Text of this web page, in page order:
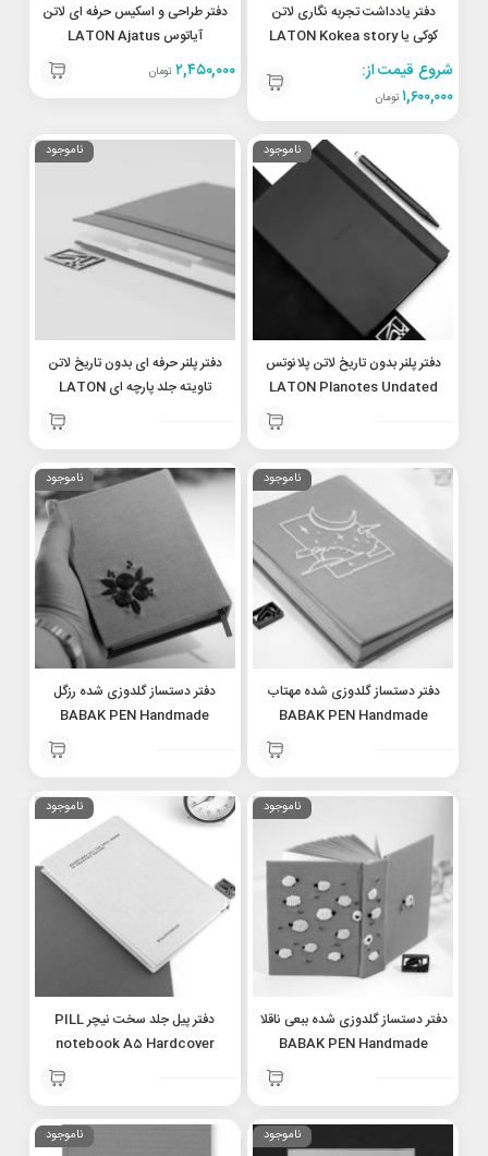
دفتر یادداشت تجربه نگاری لاتن
کوکی یا LATON Kokea story
telling notebook A5
شروع قیمت از:
۱,۶۰۰,۰۰۰ تومان
دفتر طراحی و اسکیس حرفه ای لاتن
آیاتوس LATON Ajatus
professional sketch book
۲,۴۵۰,۰۰۰ تومان
ناموجود
دفتر پلنر بدون تاریخ لاتن پلانوتس
LATON Planotes Undated
ناموجود
دفتر پلنر حرفه ای بدون تاریخ لاتن
تاویته جلد پارچه ای LATON
undated planner Fabric hard
cover A5
ناموجود
دفتر دستساز گلدوزی شده مهتاب
BABAK PEN Handmade
notebook embroidery
ناموجود
دفتر دستساز گلدوزی شده رزگل
BABAK PEN Handmade
notebook embroidery Rose
ناموجود
دفتر دستساز گلدوزی شده ببعی ناقلا
BABAK PEN Handmade
notebook embroidery Shaun
ناموجود
دفتر پیل جلد سخت نیچر PILL
notebook A5 Hardcover
ناموجود ناموجود